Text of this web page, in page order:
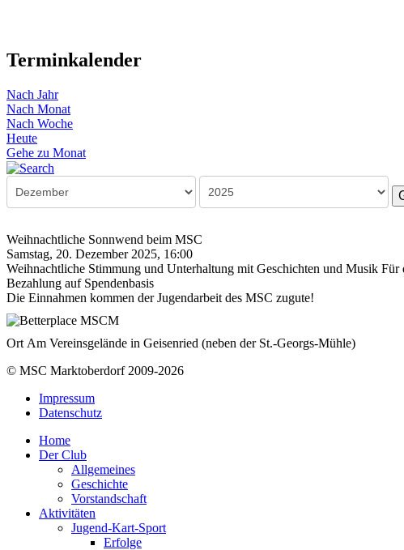
Terminkalender
Nach Jahr
Nach Monat
Nach Woche
Heute
Gehe zu Monat
Weihnachtliche Sonnwend beim MSC
Samstag, 20. Dezember 2025, 16:00
Weihnachtliche Stimmung und Unterhaltung mit Geschichten und Musik Für
Bezahlung auf Spendenbasis
Die Einnahmen kommen der Jugendarbeit des MSC zugute!
Ort Am Vereinsgelände in Geisenried (neben der St.-Georgs-Mühle)
© MSC Marktoberdorf 2009-2026
Impressum
Datenschutz
Home
Der Club
Allgemeines
Geschichte
Vorstandschaft
Aktivitäten
Jugend-Kart-Sport
Erfolge